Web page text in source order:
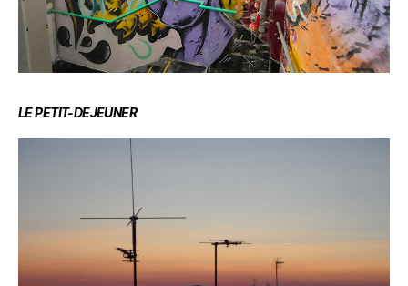
LE PETIT-DEJEUNER